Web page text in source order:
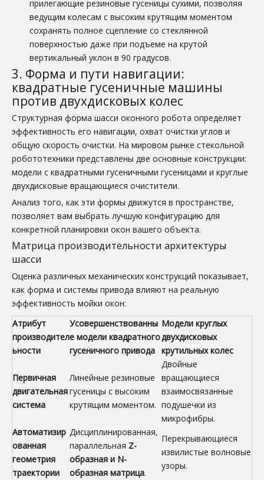
прилегающие резиновые гусеницы сухими, позволяя
ведущим колесам с высоким крутящим моментом
сохранять полное сцепление со стеклянной
поверхностью даже при подъеме на крутой
вертикальный уклон в 90 градусов.
3. Форма и пути навигации:
квадратные гусеничные машины
против двухдисковых колес
Структурная форма шасси оконного робота определяет
эффективность его навигации, охват очистки углов и
общую скорость очистки. На мировом рынке стекольной
робототехники представлены две основные конструкции:
модели с квадратными гусеничными гусеницами и круглые
двухдисковые вращающиеся очистители.
Анализ того, как эти формы движутся в пространстве,
позволяет вам выбрать лучшую конфигурацию для
конкретной планировки окон вашего объекта.
Матрица производительности архитектуры
шасси
Оценка различных механических конструкций показывает,
как форма и системы привода влияют на реальную
эффективность мойки окон:
Атрибут
производител
ьности
Усовершенствованны
е модели квадратного
гусеничного привода
Модели круглых
двухдисковых
крутильных колес
Первичная
двигательная
система
Линейные резиновые
гусеницы с высоким
крутящим моментом.
Двойные
вращающиеся
взаимосвязанные
подушечки из
микрофибры.
Автоматизир
ованная
геометрия
траектории
Дисциплинированная,
параллельная Z-
образная и N-
образная матрица.
Перекрывающиеся
извилистые волновые
узоры.